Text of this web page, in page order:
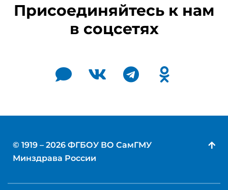
Присоединяйтесь к нам
в соцсетях
© 1919 – 2026 ФГБОУ ВО СамГМУ
Минздрава России